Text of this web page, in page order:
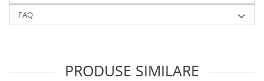
FAQ
PRODUSE SIMILARE